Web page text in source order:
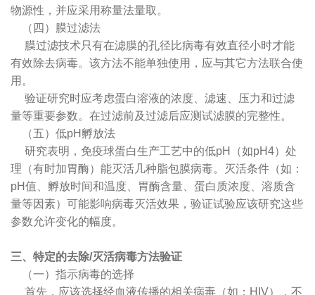
物源性，并应采用称量法量取。
（四）膜过滤法
膜过滤技术只有在滤膜的孔径比病毒有效直径小时才能
有效除去病毒。该方法不能单独使用，应与其它方法联合使
用。
验证研究时应考虑蛋白溶液的浓度、滤速、压力和过滤
量等重要参数。在过滤前及过滤后应测试滤膜的完整性。
（五）低pH孵放法
研究表明，免疫球蛋白生产工艺中的低pH（如pH4）处
理（有时加胃酶）能灭活几种脂包膜病毒。灭活条件（如：
pH值、孵放时间和温度、胃酶含量、蛋白质浓度、溶质含
量等因素）可能影响病毒灭活效果，验证试验应该研究这些
参数允许变化的幅度。
三、特定的去除/灭活病毒方法验证
（一）指示病毒的选择
首先，应该选择经血液传播的相关病毒（如：HIV），不